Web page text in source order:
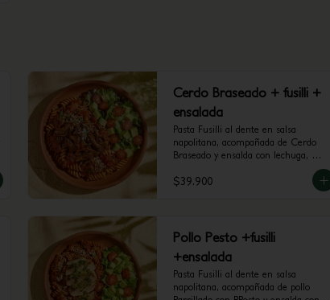
Cerdo Braseado + fusilli +
ensalada
Pasta Fusilli al dente en salsa
napolitana, acompañada de Cerdo
Braseado y ensalda con lechuga,
$39.900
Pollo Pesto +fusilli
+ensalada
Pasta Fusilli al dente en salsa
napolitana, acompañada de pollo